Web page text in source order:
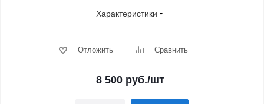
Характеристики
Отложить Сравнить
8 500руб./шт